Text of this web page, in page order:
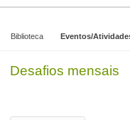
Biblioteca Eventos/
Desafios mensais